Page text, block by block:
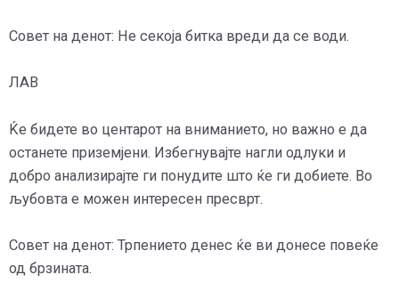
Совет на денот: Не секоја битка вреди да се води.
ЛАВ
Ќе бидете во центарот на вниманието, но важно е да
останете приземјени. Избегнувајте нагли одлуки и
добро анализирајте ги понудите што ќе ги добиете. Во
љубовта е можен интересен пресврт.
Совет на денот: Трпението денес ќе ви донесе повеќе
од брзината.